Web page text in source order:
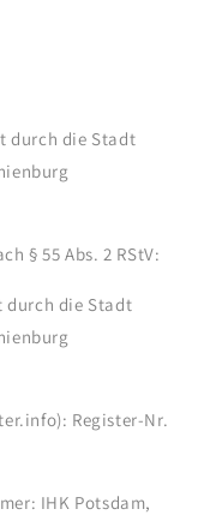
durch die Stadt
§ 55 Abs. 2 RStV:
durch die Stadt
Register-Nr.
IHK Potsdam,